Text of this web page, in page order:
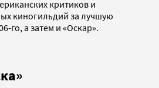
критиков и
киногильдий за лучшую
го, а затем и «Оскар».